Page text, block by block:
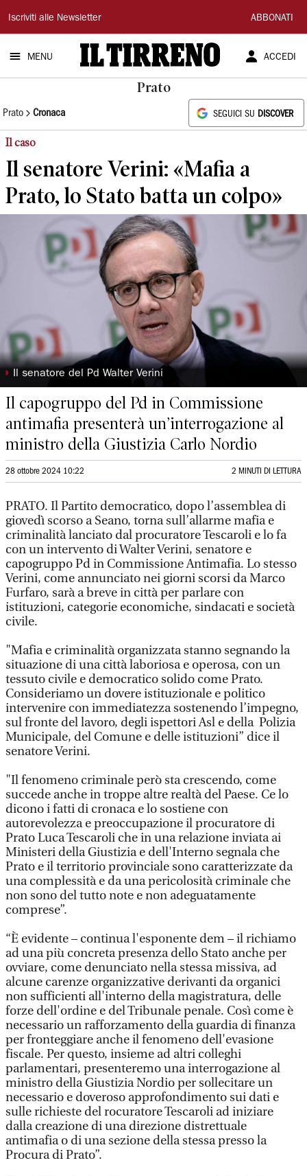
Il
Tirreno
Iscriviti alle Newsletter ABBONATI
MENU ACCEDI
Prato
Prato Cronaca SEGUICI SU DISCOVER
Il caso
Il senatore Verini: «Mafia a
Prato, lo Stato batta un colpo»
◗ Il senatore del Pd Walter Verini
Il capogruppo del Pd in Commissione
antimafia presenterà un’interrogazione al
ministro della Giustizia Carlo Nordio
28 ottobre 2024 10:22 2 MINUTI DI LETTURA
PRATO. Il Partito democratico, dopo l’assemblea di
giovedì scorso a Seano, torna sull’allarme mafia e
criminalità lanciato dal procuratore Tescaroli e lo fa
con un intervento di Walter Verini, senatore e
capogruppo Pd in Commissione Antimafia. Lo stesso
Verini, come annunciato nei giorni scorsi da Marco
Furfaro, sarà a breve in città per parlare con
istituzioni, categorie economiche, sindacati e società
civile.
"Mafia e criminalità organizzata stanno segnando la
situazione di una città laboriosa e operosa, con un
tessuto civile e democratico solido come Prato.
Consideriamo un dovere istituzionale e politico
intervenire con immediatezza sostenendo l’impegno,
sul fronte del lavoro, degli ispettori Asl e della Polizia
Municipale, del Comune e delle istituzioni” dice il
senatore Verini.
"Il fenomeno criminale però sta crescendo, come
succede anche in troppe altre realtà del Paese. Ce lo
dicono i fatti di cronaca e lo sostiene con
autorevolezza e preoccupazione il procuratore di
Prato Luca Tescaroli che in una relazione inviata ai
Ministeri della Giustizia e dell'Interno segnala che
Prato e il territorio provinciale sono caratterizzate da
una complessità e da una pericolosità criminale che
non sono del tutto note e non adeguatamente
comprese”.
“È evidente – continua l'esponente dem – il richiamo
ad una più concreta presenza dello Stato anche per
ovviare, come denunciato nella stessa missiva, ad
alcune carenze organizzative derivanti da organici
non sufficienti all'interno della magistratura, delle
forze dell'ordine e del Tribunale penale. Così come è
necessario un rafforzamento della guardia di finanza
per fronteggiare anche il fenomeno dell'evasione
fiscale. Per questo, insieme ad altri colleghi
parlamentari, presenteremo una interrogazione al
ministro della Giustizia Nordio per sollecitare un
necessario e doveroso approfondimento sui dati e
sulle richieste del rocuratore Tescaroli ad iniziare
dalla creazione di una direzione distrettuale
antimafia o di una sezione della stessa presso la
Procura di Prato”.